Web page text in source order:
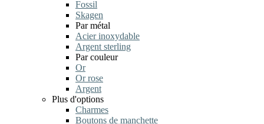
Fossil
Skagen
Par métal
Acier inoxydable
Argent sterling
Par couleur
Or
Or rose
Argent
Plus d'options
Charmes
Boutons de manchette